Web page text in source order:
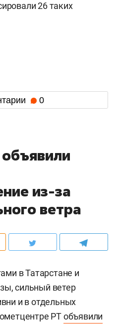
26 таких
0
из-за
ветра
в Татарстане и
сильный ветер
и в отдельных
РТобъявили